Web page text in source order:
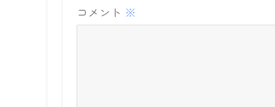
コメント ※